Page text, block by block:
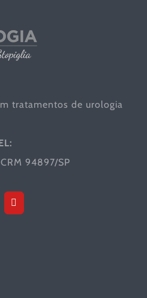
tratamentos de urologia
94897/SP